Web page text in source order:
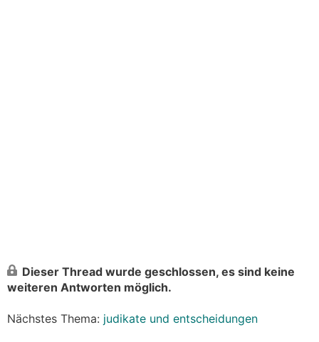
Dieser Thread wurde geschlossen, es sind keine
weiteren Antworten möglich.
Nächstes Thema: judikate und entscheidungen